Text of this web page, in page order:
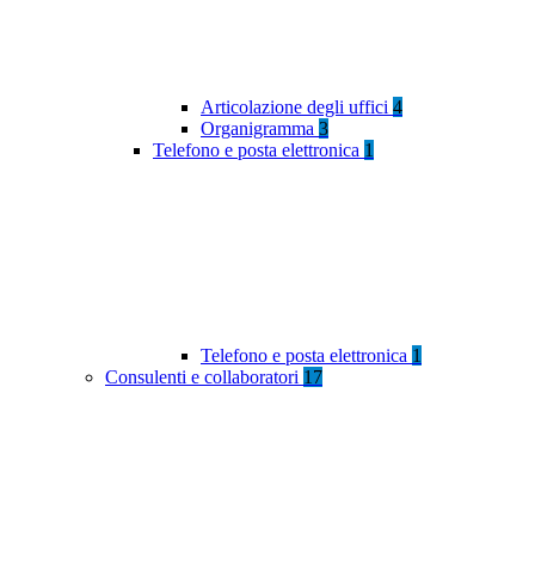
Articolazione degli uffici 4
Organigramma 3
Telefono e posta elettronica 1
Telefono e posta elettronica 1
Consulenti e collaboratori 17